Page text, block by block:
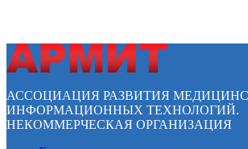
АССОЦИАЦИЯ РАЗВИТИЯ
ИНФОРМАЦИОННЫХ ТЕХНОЛОГИЙ.
НЕКОММЕРЧЕСКАЯ ОРГАНИЗАЦИЯ